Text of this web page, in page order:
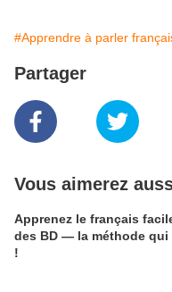
#Apprendre à parler
Partager
Vous aimerez
Apprenez le français
des BD — la méthode
!